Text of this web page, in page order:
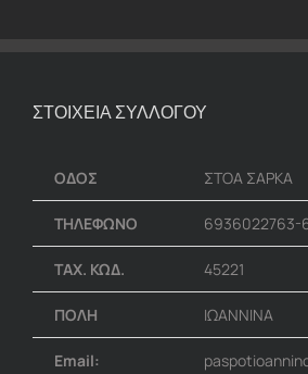
ΣΤΟΙΧΕΙΑ ΣΥΛΛΟΓΟΥ
ΟΔΟΣ ΣΤΟΑ ΣΑΡΚΑ
ΤΗΛΕΦΩΝΟ 6936022763-
ΤΑΧ. ΚΩΔ. 45221
ΠΟΛΗ ΙΩΑΝΝΙΝΑ
Email: